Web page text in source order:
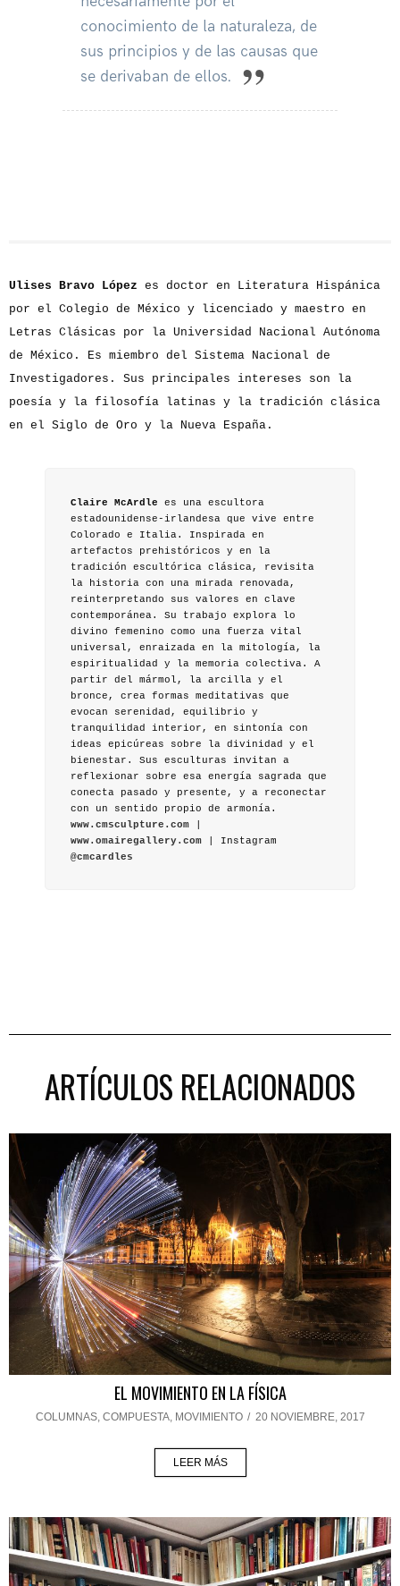
conocimiento de la naturaleza, de
sus principios y de las causas que
se derivaban de ellos.
Ulises Bravo López es doctor en Literatura Hispánica
por el Colegio de México y licenciado y maestro en
Letras Clásicas por la Universidad Nacional Autónoma
de México. Es miembro del Sistema Nacional de
Investigadores. Sus principales intereses son la
poesía y la filosofía latinas y la tradición clásica
en el Siglo de Oro y la Nueva España.
Claire McArdle es una escultora
estadounidense-irlandesa que vive entre
Colorado e Italia. Inspirada en
artefactos prehistóricos y en la
tradición escultórica clásica, revisita
la historia con una mirada renovada,
reinterpretando sus valores en clave
contemporánea. Su trabajo explora lo
divino femenino como una fuerza vital
universal, enraizada en la mitología, la
espiritualidad y la memoria colectiva. A
partir del mármol, la arcilla y el
bronce, crea formas meditativas que
evocan serenidad, equilibrio y
tranquilidad interior, en sintonía con
ideas epicúreas sobre la divinidad y el
bienestar. Sus esculturas invitan a
reflexionar sobre esa energía sagrada que
conecta pasado y presente, y a reconectar
con un sentido propio de armonía.
www.cmsculpture.com
www.omairegallery.com
| Instagram
@cmcardles
ARTÍCULOS RELACIONADOS
EL MOVIMIENTO EN LA FÍSICA
COLUMNAS, COMPUESTA, MOVIMIENTO / 20 NOVIEMBRE, 2017
LEER MÁS